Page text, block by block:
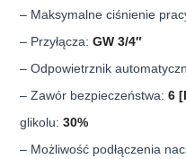
– Maksymalne ciśnienie
– Przyłącza: GW 3/4″
– Odpowietrznik
– Zawór bezpieczeństwa: 6
glikolu:30%
– Możliwość podłączenia